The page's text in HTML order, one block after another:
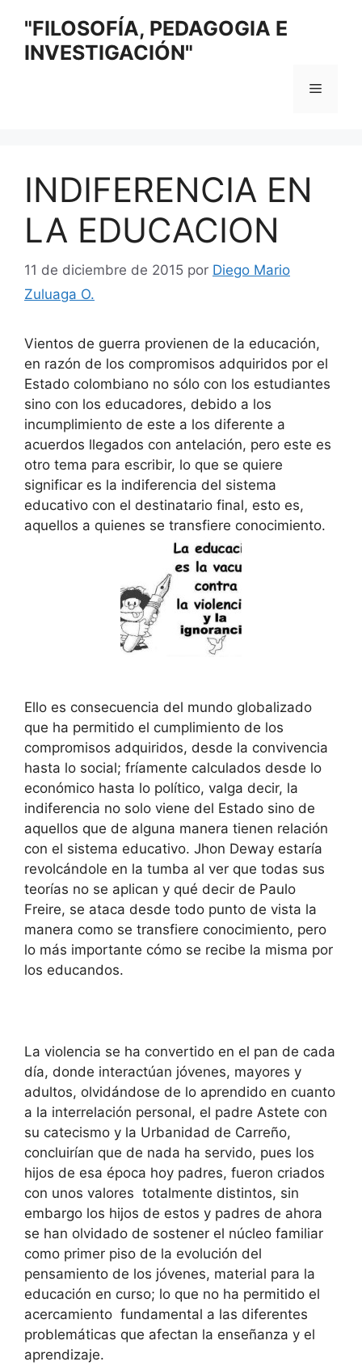
contenido
"FILOSOFÍA, PEDAGOGIA E
INVESTIGACIÓN"
Menú
INDIFERENCIA EN
LA EDUCACION
11 de diciembre de 2015 por Diego Mario
Zuluaga O.
Vientos de guerra provienen de la educación,
en razón de los compromisos adquiridos por el
Estado colombiano no sólo con los estudiantes
sino con los educadores, debido a los
incumplimiento de este a los diferente a
acuerdos llegados con antelación, pero este es
otro tema para escribir, lo que se quiere
significar es la indiferencia del sistema
educativo con el destinatario final, esto es,
aquellos a quienes se transfiere conocimiento.
Ello es consecuencia del mundo globalizado
que ha permitido el cumplimiento de los
compromisos adquiridos, desde la convivencia
hasta lo social; fríamente calculados desde lo
económico hasta lo político, valga decir, la
indiferencia no solo viene del Estado sino de
aquellos que de alguna manera tienen relación
con el sistema educativo. Jhon Deway estaría
revolcándole en la tumba al ver que todas sus
teorías no se aplican y qué decir de Paulo
Freire, se ataca desde todo punto de vista la
manera como se transfiere conocimiento, pero
lo más importante cómo se recibe la misma por
los educandos.
La violencia se ha convertido en el pan de cada
día, donde interactúan jóvenes, mayores y
adultos, olvidándose de lo aprendido en cuanto
a la interrelación personal, el padre Astete con
su catecismo y la Urbanidad de Carreño,
concluirían que de nada ha servido, pues los
hijos de esa época hoy padres, fueron criados
con unos valores totalmente distintos, sin
embargo los hijos de estos y padres de ahora
se han olvidado de sostener el núcleo familiar
como primer piso de la evolución del
pensamiento de los jóvenes, material para la
educación en curso; lo que no ha permitido el
acercamiento fundamental a las diferentes
problemáticas que afectan la enseñanza y el
aprendizaje.